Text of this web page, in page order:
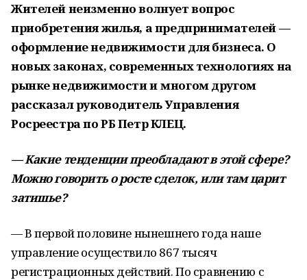
Жителей неизменно волнует вопрос
приобретения жилья, а предпринимателей —
оформление недвижимости для бизнеса. О
новых законах, современных технологиях на
рынке недвижимости и многом другом
рассказал руководитель Управления
Росреестра по РБ Петр КЛЕЦ.
— Какие тенденции преобладают в этой сфере?
Можно говорить о росте сделок, или там царит
затишье?
— В первой половине нынешнего года наше
управление осуществило 867 тысяч
регистрационных действий. По сравнению с